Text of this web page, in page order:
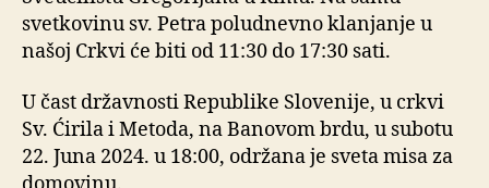
svetkovinu sv. Petra poludnevno klanjanje u
našoj Crkvi će biti od 11:30 do 17:30 sati.
U čast državnosti Republike Slovenije, u crkvi
Sv. Ćirila i Metoda, na Banovom brdu, u subotu
22. Juna 2024. u 18:00, održana je sveta misa za